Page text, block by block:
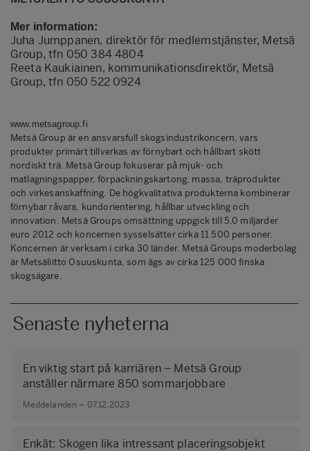
Mer information:
Juha Jumppanen, direktör för medlemstjänster, Metsä
Group, tfn 050 384 4804
Reeta Kaukiainen, kommunikationsdirektör, Metsä
Group, tfn 050 522 0924
www.metsagroup.fi
Metsä Group är en ansvarsfull skogsindustrikoncern, vars
produkter primärt tillverkas av förnybart och hållbart skött
nordiskt trä. Metsä Group fokuserar på mjuk- och
matlagningspapper, förpackningskartong, massa, träprodukter
och virkesanskaffning. De högkvalitativa produkterna kombinerar
förnybar råvara, kundorientering, hållbar utveckling och
innovation. Metsä Groups omsättning uppgick till 5,0 miljarder
euro 2012 och koncernen sysselsätter cirka 11 500 personer.
Koncernen är verksam i cirka 30 länder. Metsä Groups moderbolag
är Metsäliitto Osuuskunta, som ägs av cirka 125 000 finska
skogsägare.
Senaste nyheterna
En viktig start på karriären – Metsä Group
anställer närmare 850 sommarjobbare
Meddelanden – 07.12.2023
Enkät: Skogen lika intressant placeringsobjekt